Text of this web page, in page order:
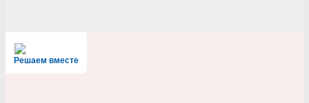
Решаем вместе